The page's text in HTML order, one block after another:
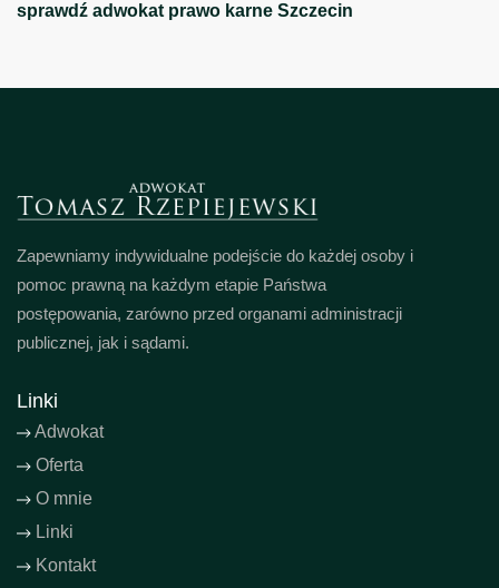
sprawdź adwokat prawo karne Szczecin
Zapewniamy indywidualne podejście do każdej osoby i
pomoc prawną na każdym etapie Państwa
postępowania, zarówno przed organami administracji
publicznej, jak i sądami.
Linki
Adwokat
Oferta
O mnie
Linki
Kontakt